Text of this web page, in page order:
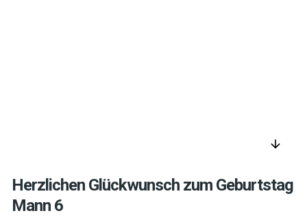
arrow_downward
Herzlichen Glückwunsch zum Geburtstag
Mann 6